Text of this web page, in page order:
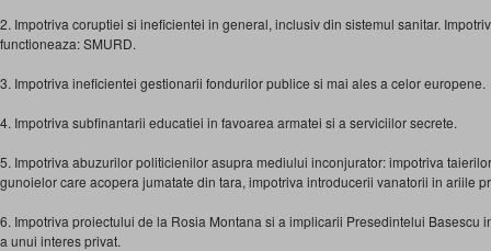
2. Impotriva coruptiei si ineficientei in general, inclusiv din sistemul sanitar.
functioneaza: SMURD.
3. Impotriva ineficientei gestionarii fondurilor publice si mai ales a celor europene.
4. Impotriva subfinantarii educatiei in favoarea armatei si a serviciilor secrete.
5. Impotriva abuzurilor politicienilor asupra mediului inconjurator: impotriva
gunoielor care acopera jumatate din tara, impotriva introducerii vanatorii in ariile
6. Impotriva proiectului de la Rosia Montana si a implicarii Presedintelui Basescu
a unui interes privat.